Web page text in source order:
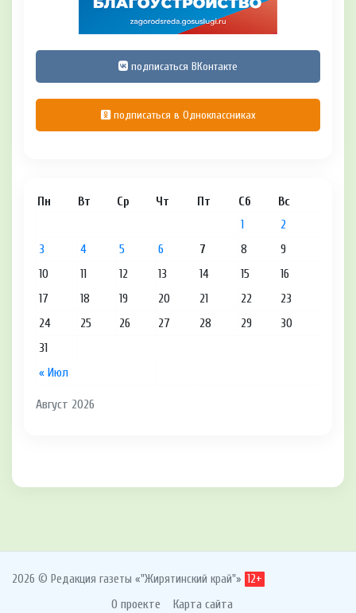
подписаться ВКонтакте
подписаться в Одноклассниках
Август 2026
Пн Вт Ср Чт Пт Сб Вс
« Июл
1
2
3
4 5 6 7 8
9
10
11 12 13 14 15
16
17
18 19 20 21 22
23
24
25 26 27 28 29
30
31
2026 © Редакция газеты «"Жирятинский край"» 12+
О проекте Карта сайта